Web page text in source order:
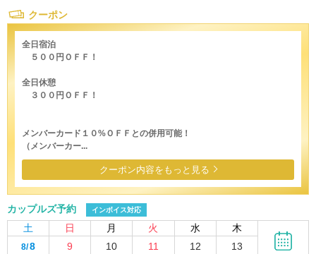
クーポン
全日宿泊
５００円ＯＦＦ！
全日休憩
３００円ＯＦＦ！
メンバーカード１０%ＯＦＦとの併用可能！
（メンバーカー...
クーポン内容をもっと見る
カップルズ予約 インボイス対応
土 日 月 火 水 木
8/8
9
10
11
12
13